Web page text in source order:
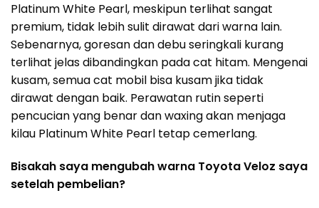
Platinum White Pearl, meskipun terlihat sangat
premium, tidak lebih sulit dirawat dari warna lain.
Sebenarnya, goresan dan debu seringkali kurang
terlihat jelas dibandingkan pada cat hitam. Mengenai
kusam, semua cat mobil bisa kusam jika tidak
dirawat dengan baik. Perawatan rutin seperti
pencucian yang benar dan waxing akan menjaga
kilau Platinum White Pearl tetap cemerlang.
Bisakah saya mengubah warna Toyota Veloz saya
setelah pembelian?